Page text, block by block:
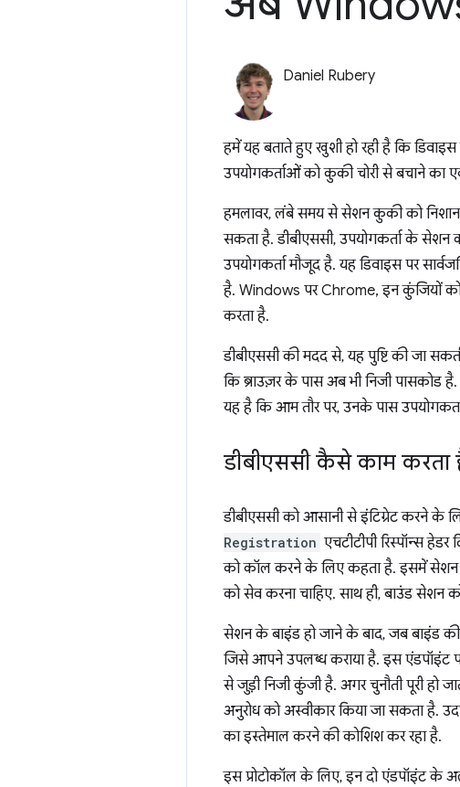
Daniel Rubery
हमें यह बताते हुए खुशी हो रही है कि
उपयोगकर्ताओं को कुकी चोरी से बचाने का
हमलावर, लंबे समय से सेशन कुकी को
सकता है. डीबीएससी, उपयोगकर्ता के
उपयोगकर्ता मौजूद है. यह डिवाइस पर
है. Windows पर Chrome, इन कुंजियों को
करता है.
डीबीएससी की मदद से, यह पुष्टि की जा
कि ब्राउज़र के पास अब भी निजी पासकोड
यह है कि आम तौर पर, उनके पास
डीबीएससी कैसे काम करता
डीबीएससी को आसानी से इंटिग्रेट करने के
Registration एचटीटीपी रिस्पॉन्स
को कॉल करने के लिए कहता है. इसमें सेशन
को सेव करना चाहिए. साथ ही, बाउंड
सेशन के बाइंड हो जाने के बाद, जब बाइंड
जिसे आपने उपलब्ध कराया है. इस एंडपॉइंट
से जुड़ी निजी कुंजी है. अगर चुनौती पूरी हो
अनुरोध को अस्वीकार किया जा सकता है.
का इस्तेमाल करने की कोशिश कर रहा है.
इस प्रोटोकॉल के लिए, इन दो एंडपॉइंट के